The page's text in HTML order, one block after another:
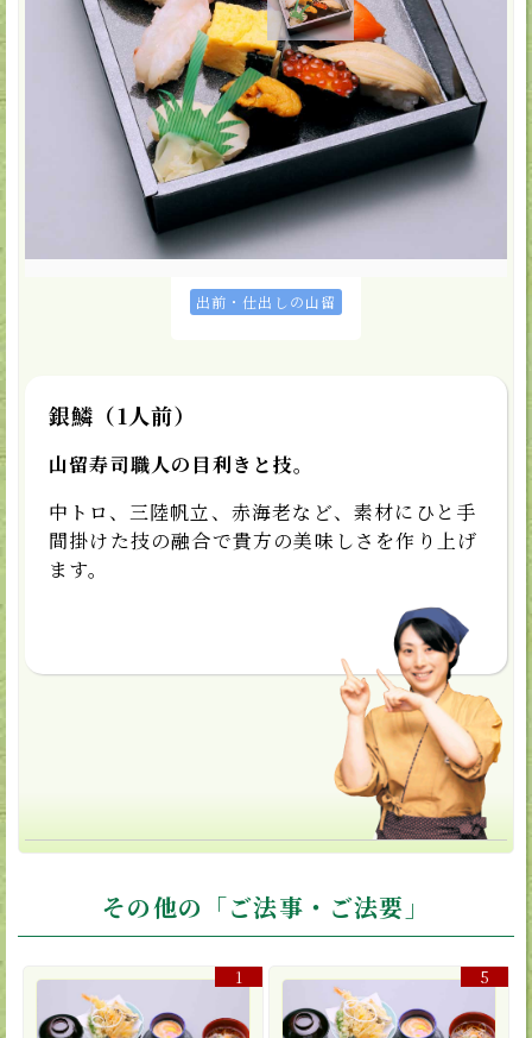
配達・店頭受取
2,700円(税込)
数: - +
カートに入れる
★お気に入り
出前・仕出しの山留
銀鱗（1人前）
山留寿司職人の目利きと技。
中トロ、三陸帆立、赤海老など、素材にひと手
間掛けた技の融合で貴方の美味しさを作り上げ
ます。
その他の「ご法事・ご法要」
1 5